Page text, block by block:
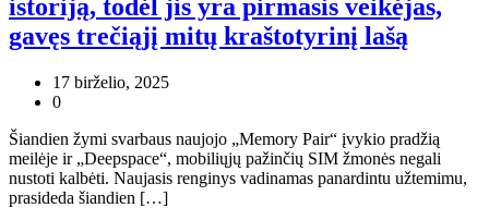
istoriją, todėl jis yra pirmasis veikėjas,
gavęs trečiąjį mitų kraštotyrinį lašą
17 birželio, 2025
0
Šiandien žymi svarbaus naujojo „Memory Pair“ įvykio pradžią
meilėje ir „Deepspace“, mobiliųjų pažinčių SIM žmonės negali
nustoti kalbėti. Naujasis renginys vadinamas panardintu užtemimu,
prasideda šiandien […]